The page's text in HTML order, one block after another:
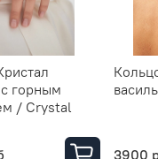
горным
/ Crystal
3900